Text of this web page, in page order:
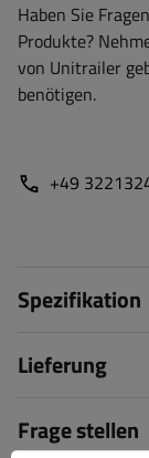
Haben Sie
Produkte?
von Unitrailer
benötigen.
+49
Spezifikation
Lieferung
Frage stellen